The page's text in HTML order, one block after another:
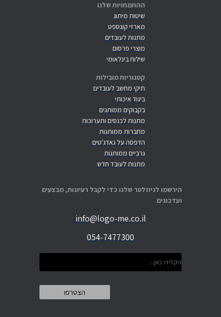
ההתמחויות שלנו
שיטות מיתוג
מארזי קונספט
מתנות לעובדים
מוצרי פרסום
שילוח בינלאומי
קטגוריות מובילות
תיקי מחשב לעובדים
ביגוד איכותי
בקבוקים ממותגים
מתנות לכנסים ותערוכות
מחברות ממותגות
הדפסה על גאדג'טים
גרביים ממותגות
מתנות לעובד חדש
הירשמו לניוזלטר שלנו כדי לקבל רעיונות, מבצעים
ועדכונים
info@logo-me.co.il
054-7477300